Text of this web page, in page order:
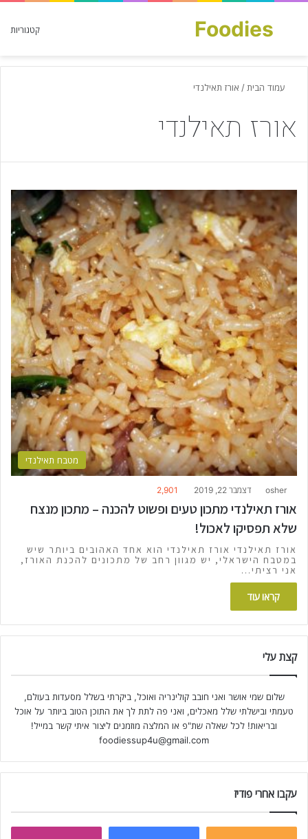
קטגוריות Foodies
חפש עבור
עמוד הבית / אורז תאילנדי
אורז תאילנדי
מטבח תאילנדי
osher דצמבר 22, 2019 2,901
אורז תאילנדי מתכון טעים ופשוט להכנה – מתכון מנצח
שלא תפסיקו לאכול!
אורז תאילנדי אורז תאילנדי הוא אחד האהובים ביותר שיש
במטבח הישראלי, יש מגוון רחב של מתכונים להכנת האורז,
אני רציתי…
קראו עוד
קצת עלי
שלום שמי אושר ואני חובב קולינריה ואוכל, ביקרתי בשלל מסעדות בעולם,
טעמתי ובישלתי שלל מאכלים, ואני פה לתת לך את התוכן הטוב ביותר על אוכל
ובריאות! לכל שאלה שת"פ או המלצה מוזמנים ליצור איתי קשר במייל!
foodiessup4u@gmail.com
עקבו אחרי פודיז